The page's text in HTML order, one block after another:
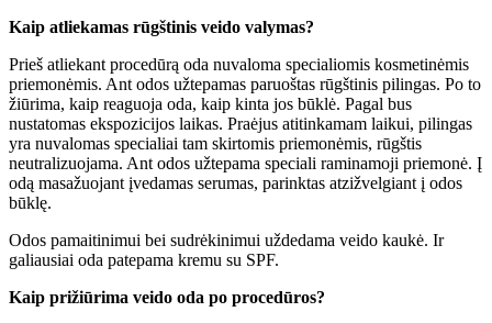
Kaip atliekamas rūgštinis veido valymas?
Prieš atliekant procedūrą oda nuvaloma specialiomis kosmetinėmis
priemonėmis. Ant odos užtepamas paruoštas rūgštinis pilingas. Po to
žiūrima, kaip reaguoja oda, kaip kinta jos būklė. Pagal bus
nustatomas ekspozicijos laikas. Praėjus atitinkamam laikui, pilingas
yra nuvalomas specialiai tam skirtomis priemonėmis, rūgštis
neutralizuojama. Ant odos užtepama speciali raminamoji priemonė. Į
odą masažuojant įvedamas serumas, parinktas atzižvelgiant į odos
būklę.
Odos pamaitinimui bei sudrėkinimui uždedama veido kaukė. Ir
galiausiai oda patepama kremu su SPF.
Kaip prižiūrima veido oda po procedūros?